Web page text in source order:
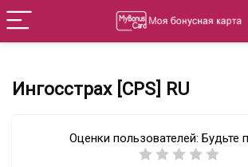
Ингосстрах [CPS] RU
Оценки пользователей: Будьте